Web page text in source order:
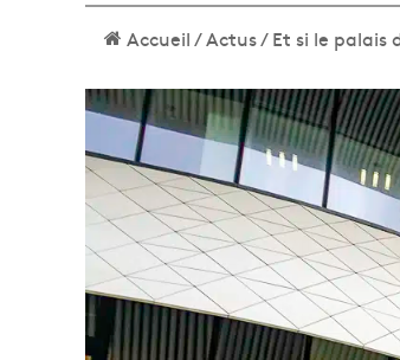
Accueil/Actus/Et si le palais